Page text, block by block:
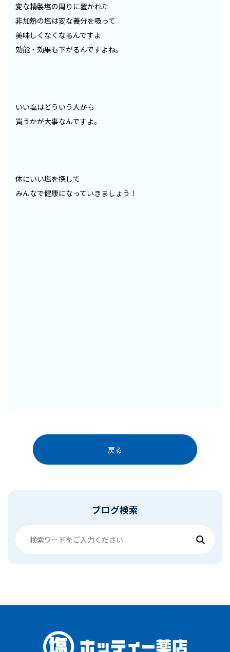
変な精製塩の周りに置かれた
非加熱の塩は変な養分を吸って
美味しくなくなるんですよ
効能・効果も下がるんですよね。
いい塩はどういう人から
買うかが大事なんですよ。
体にいい塩を探して
みんなで健康になっていきましょう！
戻る
ブログ検索